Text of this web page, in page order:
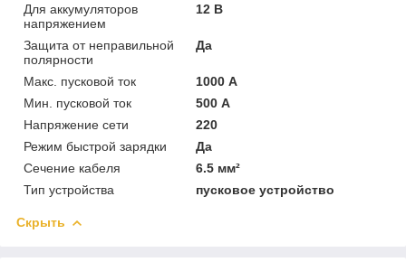
Для аккумуляторов
напряжением
12 В
Защита от неправильной
полярности
Да
Макс. пусковой ток
1000 А
Мин. пусковой ток
500 А
Напряжение сети
220
Режим быстрой зарядки
Да
Сечение кабеля
6.5 мм²
Тип устройства
пусковое устройство
Скрыть